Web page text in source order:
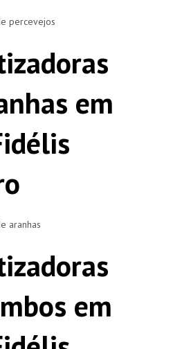
percevejos
em
aranhas
em